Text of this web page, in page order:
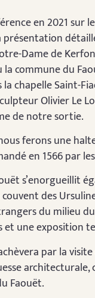
en 2021 sur
présentation
Dame de
commune du
la chapelle Saint-
Olivier Le
de notre sortie.
ferons une
en 1566 par
s’enorgueillit
couvent des
du milieu
et une exposition
par la
Faouët.